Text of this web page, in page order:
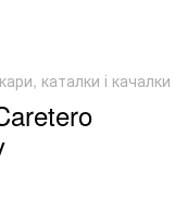
каталки і качалки